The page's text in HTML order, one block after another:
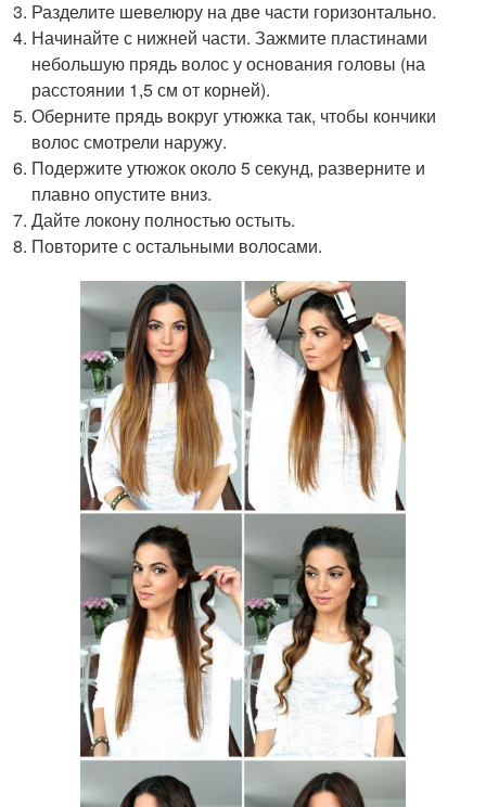
Разделите шевелюру на две части горизонтально.
Начинайте с нижней части. Зажмите пластинами
небольшую прядь волос у основания головы (на
расстоянии 1,5 см от корней).
Оберните прядь вокруг утюжка так, чтобы кончики
волос смотрели наружу.
Подержите утюжок около 5 секунд, разверните и
плавно опустите вниз.
Дайте локону полностью остыть.
Повторите с остальными волосами.